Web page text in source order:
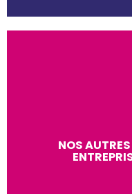
NOS